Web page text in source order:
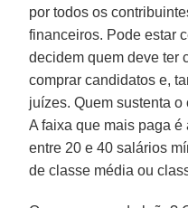
por todos os
financeiros. Pode estar
decidem quem deve ter
comprar candidatos e,
juízes. Quem sustenta
A faixa que mais paga
entre 20 e 40 salários
de classe média ou